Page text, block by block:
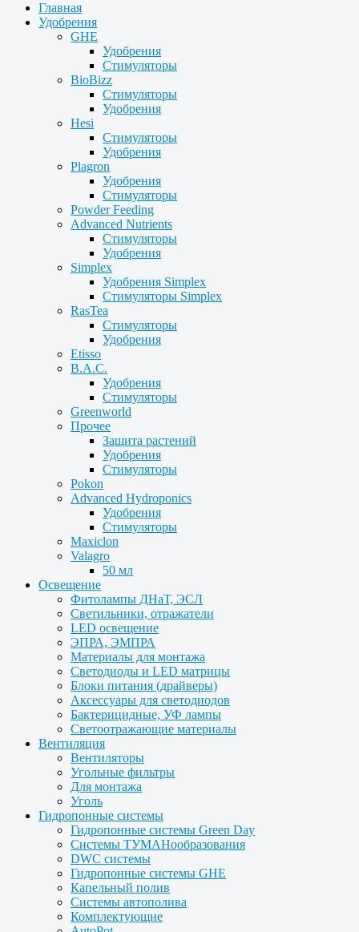
Главная
Удобрения
GHE
Удобрения
Стимуляторы
BioBizz
Стимуляторы
Удобрения
Hesi
Стимуляторы
Удобрения
Plagron
Удобрения
Стимуляторы
Powder Feeding
Advanced Nutrients
Стимуляторы
Удобрения
Simplex
Удобрения Simplex
Стимуляторы Simplex
RasTea
Стимуляторы
Удобрения
Etisso
B.A.C.
Удобрения
Стимуляторы
Greenworld
Прочее
Защита растений
Удобрения
Стимуляторы
Pokon
Advanced Hydroponics
Удобрения
Стимуляторы
Maxiclon
Valagro
50 мл
Освещение
Фитолампы ДНаТ, ЭСЛ
Светильники, отражатели
LED освещение
ЭПРА, ЭМПРА
Материалы для монтажа
Светодиоды и LED матрицы
Блоки питания (драйверы)
Аксессуары для светодиодов
Бактерицидные, УФ лампы
Светоотражающие материалы
Вентиляция
Вентиляторы
Угольные фильтры
Для монтажа
Уголь
Гидропонные системы
Гидропонные системы Green Day
Системы ТУМАНообразования
DWC системы
Гидропонные системы GHE
Капельный полив
Системы автополива
Комплектующие